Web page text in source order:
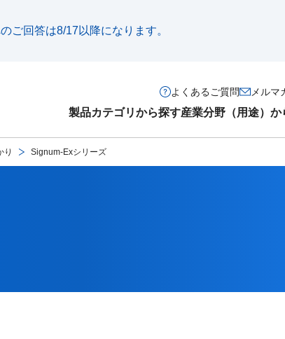
ご回答は8/17以降になります。
製品カテゴリから探す産業分野（用途）か
よくあるご質問 メルマ
り Signum-Exシリーズ